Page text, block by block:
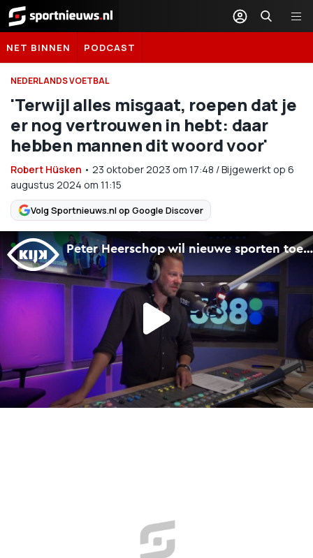
Sportnieuws.nl
NET BINNEN PODCAST
NEDERLANDS VOETBAL
'Terwijl alles misgaat, roepen dat je
er nog vertrouwen in hebt: daar
hebben mannen dit woord voor'
Robert Hüsken • 23 oktober 2023 om 17:48 /Bijgewerkt op 6
augustus 2024 om 11:15
Volg Sportnieuws.nl op Google Discover